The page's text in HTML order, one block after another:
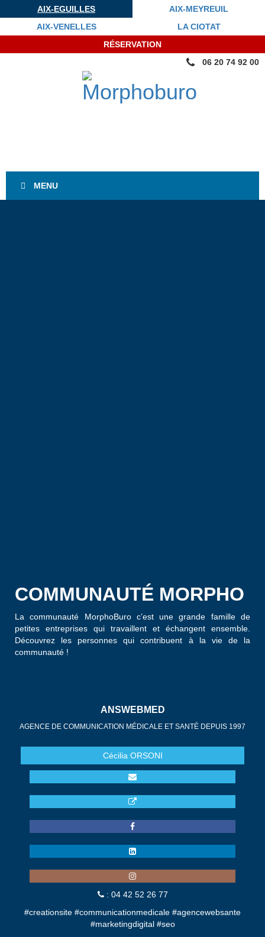
AIX-EGUILLES
AIX-MEYREUIL
AIX-VENELLES
LA CIOTAT
RÉSERVATION
06 20 74 92 00
MENU
COMMUNAUTÉ MORPHO
La communauté MorphoBuro c’est une grande famille de
petites entreprises qui travaillent et échangent ensemble.
Découvrez les personnes qui contribuent à la vie de la
communauté !
ANSWEBMED
AGENCE DE COMMUNICATION MÉDICALE ET SANTÉ DEPUIS 1997
Cécilia ORSONI
: 04 42 52 26 77
#creationsite #communicationmedicale #agencewebsante
#marketingdigital #seo